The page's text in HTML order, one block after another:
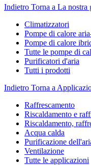
Indietro Torna a La nostra
Climatizzatori
Pompe di calore
Pompe di calore
Tutte le pompe di
Purificatori d'aria
Tutti i prodotti
Indietro Torna a
Raffrescamento
Riscaldamento e
Riscaldamento,
Acqua calda
Purificazione
Ventilazione
Tutte le applicazioni